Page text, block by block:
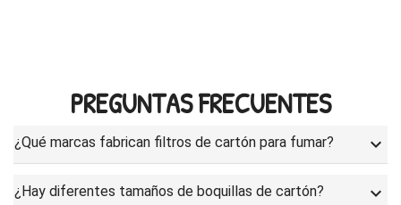
PREGUNTAS FRECUENTES
¿Qué marcas fabrican filtros de cartón para fumar? keyboard_arrow_down
¿Hay diferentes tamaños de boquillas de cartón? keyboard_arrow_down